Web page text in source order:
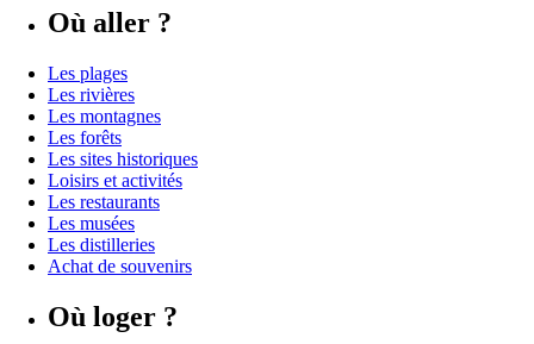
Où aller ?
Les plages
Les rivières
Les montagnes
Les forêts
Les sites historiques
Loisirs et activités
Les restaurants
Les musées
Les distilleries
Achat de souvenirs
Où loger ?